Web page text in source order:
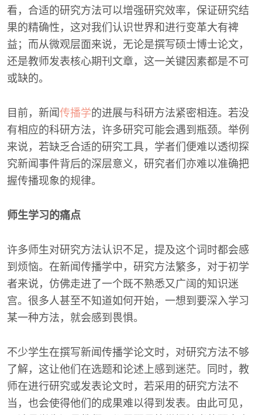
看，合适的研究方法可以增强研究效率，保证研究结
果的精确性，这对我们认识世界和进行变革大有裨
益；而从微观层面来说，无论是撰写硕士博士论文，
还是教师发表核心期刊文章，这一关键因素都是不可
或缺的。
目前，新闻 传播学的进展与科研方法紧密相连。若没
有相应的科研方法，许多研究可能会遇到瓶颈。举例
来说，若缺乏合适的研究工具，学者们便难以透彻探
究新闻事件背后的深层意义，研究者们亦难以准确把
握传播现象的规律。
师生学习的痛点
许多师生对研究方法认识不足，提及这个词时都会感
到烦恼。在新闻传播学中，研究方法繁多，对于初学
者来说，仿佛走进了一个既不熟悉又广阔的知识迷
宫。很多人甚至不知道如何开始，一想到要深入学习
某一种方法，就会感到畏惧。
不少学生在撰写新闻传播学论文时，对研究方法不够
了解，这让他们在选题和论述上感到迷茫。同时，教
师在进行研究或发表论文时，若采用的研究方法不
当，也会使得他们的成果难以得到发表。由此可见，